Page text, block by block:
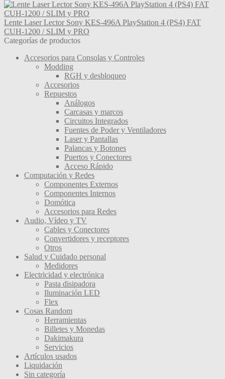
Lente Laser Lector Sony KES-496A PlayStation 4 (PS4) FAT
CUH-1200 / SLIM y PRO
Categorías de productos
Accesorios para Consolas y Controles
Modding
RGH y desbloqueo
Accesorios
Repuestos
Análogos
Carcasas y marcos
Circuitos Integrados
Fuentes de Poder y Ventiladores
Laser y Pantallas
Palancas y Botones
Puertos y Conectores
Acceso Rápido
Computación y Redes
Componentes Externos
Componentes Internos
Domótica
Accesorios para Redes
Audio, Vídeo y TV
Cables y Conectores
Convertidores y receptores
Otros
Salud y Cuidado personal
Medidores
Electricidad y electrónica
Pasta disipadora
Iluminación LED
Flex
Cosas Random
Herramientas
Billetes y Monedas
Dakimakura
Servicios
Artículos usados
Liquidación
Sin categoría